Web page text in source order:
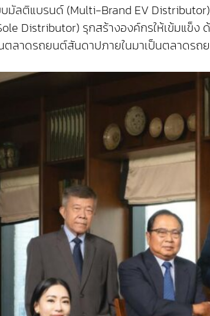
ลติแบรนด์ (Multi-Brand EV
Distributor) รุกสร้างองค์กรให้เข้ม
ตลาดรถยนต์สันดาปภายในมาเป็นตลาดรถ